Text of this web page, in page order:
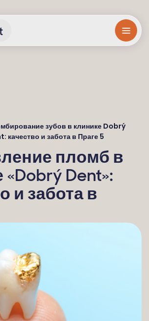
зубов в клинике Dobrý
качество и забота в Праге 5
пломб в
«Dobrý Dent»:
и забота в